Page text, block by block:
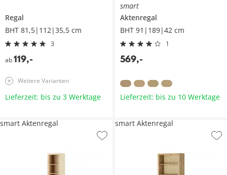
Regal
BHT 81,5|112|35,5 cm
3
ab119,-
Weitere Varianten
Lieferzeit: bis zu 3 Werktage
smart
Aktenregal
BHT 91|189|42 cm
1
569,-
Lieferzeit: bis zu 10 Werktage
smart Aktenregal smart Aktenregal